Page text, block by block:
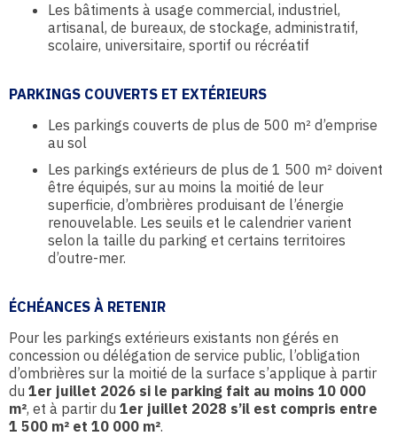
Les bâtiments à usage commercial, industriel,
artisanal, de bureaux, de stockage, administratif,
scolaire, universitaire, sportif ou récréatif
PARKINGS COUVERTS ET EXTÉRIEURS
Les parkings couverts de plus de 500 m² d’emprise
au sol
Les parkings extérieurs de plus de 1 500 m² doivent
être équipés, sur au moins la moitié de leur
superficie, d’ombrières produisant de l’énergie
renouvelable. Les seuils et le calendrier varient
selon la taille du parking et certains territoires
d’outre-mer.
ÉCHÉANCES À RETENIR
Pour les parkings extérieurs existants non gérés en
concession ou délégation de service public, l’obligation
d’ombrières sur la moitié de la surface s’applique à partir
du 1er juillet 2026 si le parking fait au moins 10 000
m², et à partir du 1er juillet 2028 s’il est compris entre
1 500 m² et 10 000 m².